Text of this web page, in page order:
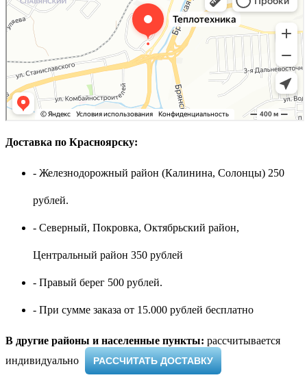
Доставка по Красноярску:
- Железнодорожный район (Калинина, Солонцы) 250
рублей.
- Северный, Покровка, Октябрьский район,
Центральный район 350 рублей
- Правый берег 500 рублей.
- При сумме заказа от 15.000 рублей бесплатно
В другие районы и населенные пункты: рассчитывается
индивидуально ​
РАССЧИТАТЬ ДОСТАВКУ